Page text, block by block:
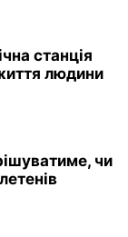
станція
людини
чи